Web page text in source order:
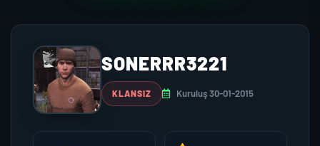
SONERRR3221
KLANSIZ Kuruluş 30-01-2015